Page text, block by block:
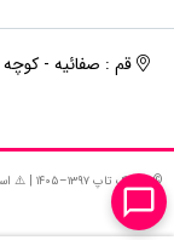
قم : صفائیه - کوچه ۳۸ - پلاک ۲۸ - طبقه اول - واحد ۱
©
است.